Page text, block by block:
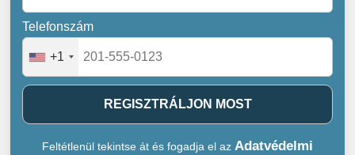
Telefonszám
+1
REGISZTRÁLJON MOST
Feltétlenül tekintse át és fogadja el az Adatvédelmi